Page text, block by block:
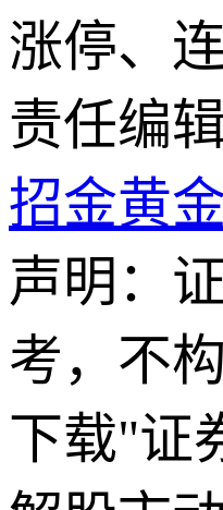
涨停、
责任编
招金黄
声明：
考，不
下载"证